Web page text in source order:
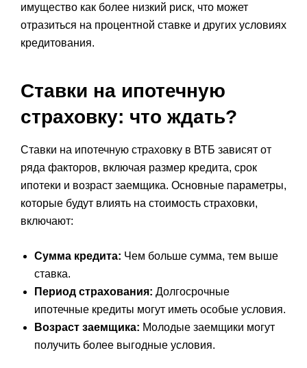
имущество как более низкий риск, что может
отразиться на процентной ставке и других условиях
кредитования.
Ставки на ипотечную
страховку: что ждать?
Ставки на ипотечную страховку в ВТБ зависят от
ряда факторов, включая размер кредита, срок
ипотеки и возраст заемщика. Основные параметры,
которые будут влиять на стоимость страховки,
включают:
Сумма кредита: Чем больше сумма, тем выше
ставка.
Период страхования: Долгосрочные
ипотечные кредиты могут иметь особые условия.
Возраст заемщика: Молодые заемщики могут
получить более выгодные условия.